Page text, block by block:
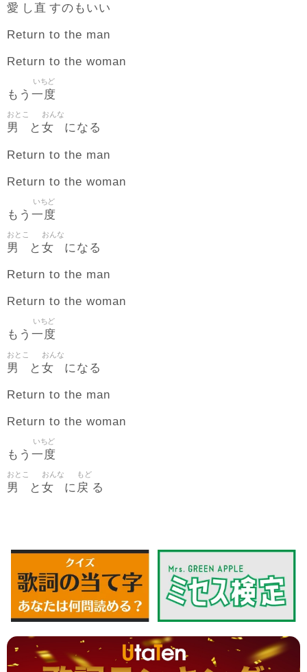
愛 し 直 すのもいい
Return to the man
Return to the woman
もう 一度
いちど
男
おとこ
と 女
おんな
になる
Return to the man
Return to the woman
もう 一度
いちど
男
おとこ
と 女
おんな
になる
Return to the man
Return to the woman
もう 一度
いちど
男
おとこ
と 女
おんな
になる
Return to the man
Return to the woman
もう 一度
いちど
男
おとこ
と 女
おんな
に戻
もど
る